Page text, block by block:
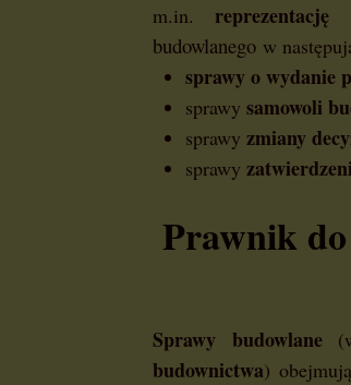
m.in. reprezentację
budowlanego w
sprawyo wydanie
sprawy samowoli
sprawy zmiany
sprawy
Prawnik
Sprawy budowlane
budownictwa) obejmują